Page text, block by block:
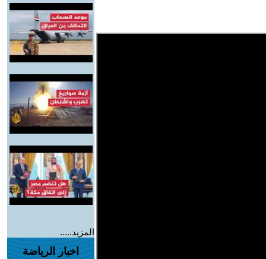
المزيد.....
اخبار الرياضة